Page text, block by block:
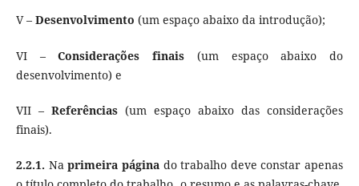
V – Desenvolvimento (um espaço abaixo da introdução);
VI –Considerações finais (um espaço abaixo do
desenvolvimento) e
VII – Referências (um espaço abaixo das considerações
finais).
2.2.1. Naprimeira página do trabalho deve constar apenas